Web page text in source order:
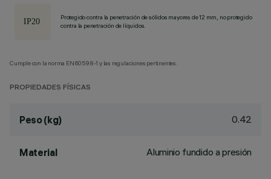
Protegido contra la penetración de sólidos mayores de 12 mm, no protegido
contra la penetración de líquidos.
Cumple con la norma EN60598-1 y las regulaciones pertinentes.
PROPIEDADES FÍSICAS
Peso (kg) 0.42
Material Aluminio fundido a presión